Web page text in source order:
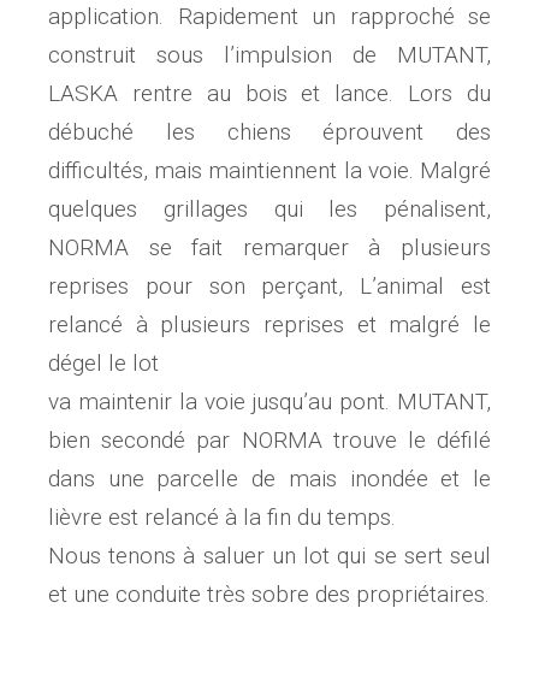
application. Rapidement un rapproché se
construit sous l’impulsion de MUTANT,
LASKA rentre au bois et lance. Lors du
débuché les chiens éprouvent des
difficultés, mais maintiennent la voie. Malgré
quelques grillages qui les pénalisent,
NORMA se fait remarquer à plusieurs
reprises pour son perçant, L’animal est
relancé à plusieurs reprises et malgré le
dégel le lot
va maintenir la voie jusqu’au pont. MUTANT,
bien secondé par NORMA trouve le défilé
dans une parcelle de mais inondée et le
lièvre est relancé à la fin du temps.
Nous tenons à saluer un lot qui se sert seul
et une conduite très sobre des propriétaires.